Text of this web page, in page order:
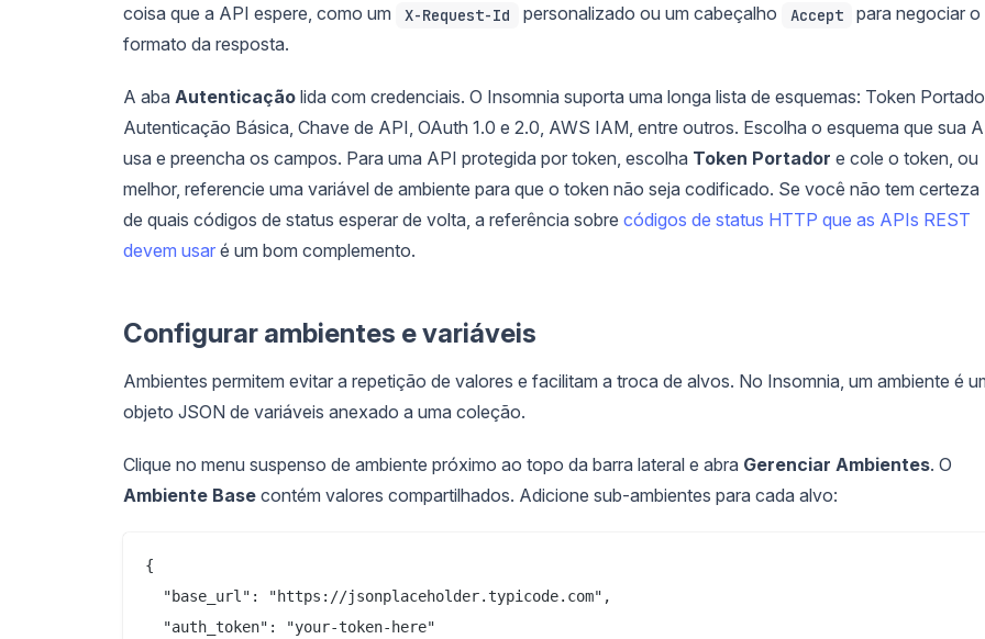
coisa que a API espere, como um
X-Request-Id personalizado ou um cabeçalho Accept
para negociar o
formato da resposta.
A aba Autenticação lida com credenciais. O Insomnia suporta uma longa lista de esquemas: Token
Autenticação Básica, Chave de API, OAuth 1.0 e 2.0, AWS IAM, entre outros. Escolha o esquema que sua
usa e preencha os campos. Para uma API protegida por token, escolha Token Portador e cole o token, ou
melhor, referencie uma variável de ambiente para que o token não seja codificado. Se você não tem certeza
de quais códigos de status esperar de volta, a referência sobre códigos de status HTTP que as APIs REST
devem usar é um bom complemento.
Configurar ambientes e variáveis
Ambientes permitem evitar a repetição de valores e facilitam a troca de alvos. No Insomnia, um ambiente é
objeto JSON de variáveis anexado a uma coleção.
Clique no menu suspenso de ambiente próximo ao topo da barra lateral e abra Gerenciar Ambientes. O
Ambiente Base contém valores compartilhados. Adicione sub-ambientes para cada alvo:
{
  "base_url": "https://jsonplaceholder.typicode.com",
  "auth_token": "your-token-here"